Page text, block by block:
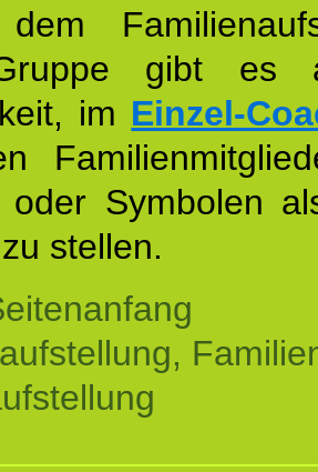
gibt es
im Einzel-
oder Symbolen
stellen.